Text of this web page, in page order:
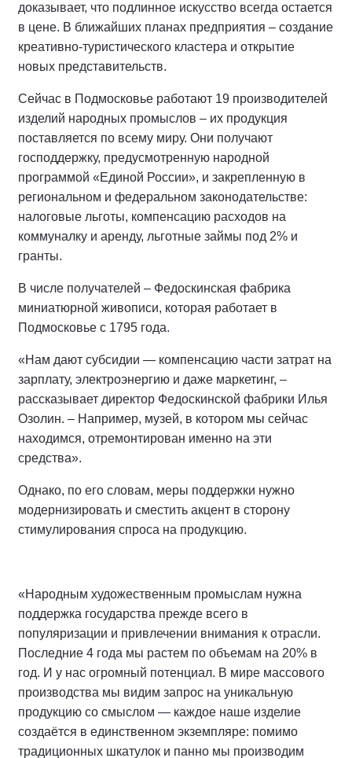
доказывает, что подлинное искусство всегда остается
в цене. В ближайших планах предприятия – создание
креативно-туристического кластера и открытие
новых представительств.
Сейчас в Подмосковье работают 19 производителей
изделий народных промыслов – их продукция
поставляется по всему миру. Они получают
господдержку, предусмотренную народной
программой «Единой России», и закрепленную в
региональном и федеральном законодательстве:
налоговые льготы, компенсацию расходов на
коммуналку и аренду, льготные займы под 2% и
гранты.
В числе получателей – Федоскинская фабрика
миниатюрной живописи, которая работает в
Подмосковье с 1795 года.
«Нам дают субсидии — компенсацию части затрат на
зарплату, электроэнергию и даже маркетинг, –
рассказывает директор Федоскинской фабрики Илья
Озолин. – Например, музей, в котором мы сейчас
находимся, отремонтирован именно на эти
средства».
Однако, по его словам, меры поддержки нужно
модернизировать и сместить акцент в сторону
стимулирования спроса на продукцию.
«Народным художественным промыслам нужна
поддержка государства прежде всего в
популяризации и привлечении внимания к отрасли.
Последние 4 года мы растем по объемам на 20% в
год. И у нас огромный потенциал. В мире массового
производства мы видим запрос на уникальную
продукцию со смыслом — каждое наше изделие
создаётся в единственном экземпляре: помимо
традиционных шкатулок и панно мы производим